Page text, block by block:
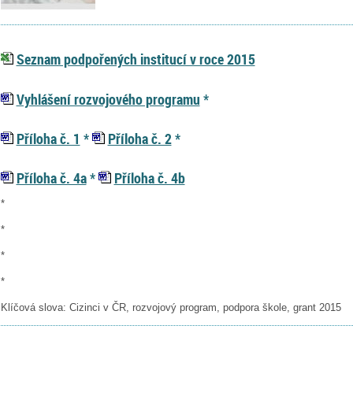
Seznam podpořených institucí v roce 2015
Vyhlášení rozvojového programu *
Příloha č. 1 * Příloha č. 2*
Příloha č. 4a* Příloha č. 4b
*
*
*
*
Klíčová slova: Cizinci v ČR, rozvojový program, podpora škole, grant 2015